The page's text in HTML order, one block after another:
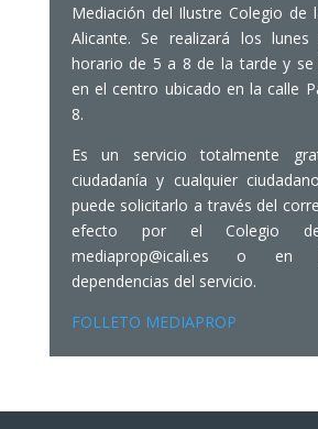
Mediación del Ilustre Colegio de
Alicante. Se realizará los
horario de 5 a 8 de la tarde y se
en el centro ubicado en la calle
8.
Es un servicio totalmente
ciudadanía y cualquier
puede solicitarlo a través del
efecto por el Colegio de
mediaprop@icali.es o en
dependencias del servicio.
FOLLETO MEDIAPROP